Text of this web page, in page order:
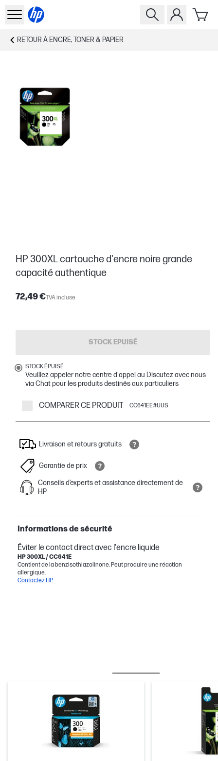
RETOUR À ENCRE, TONER & PAPIER
HP 300XL cartouche d'encre noire grande
capacité authentique
72,49 €TVA incluse
STOCK EPUISÉ
STOCK ÉPUISÉ
Veuillez appeler notre centre d'appel au Discutez avec nous
via Chat pour les produits destinés aux particuliers
COMPARER CE PRODUIT CC641EE#UUS
Livraison et retours gratuits
Garantie de prix
Conseils d’experts et assistance directement de
HP
Informations de sécurité
Éviter le contact direct avec l'encre liquide
HP 300XL / CC641E
Contient de la benzisothiazolinone. Peut produire une réaction
allergique.
Contactez HP